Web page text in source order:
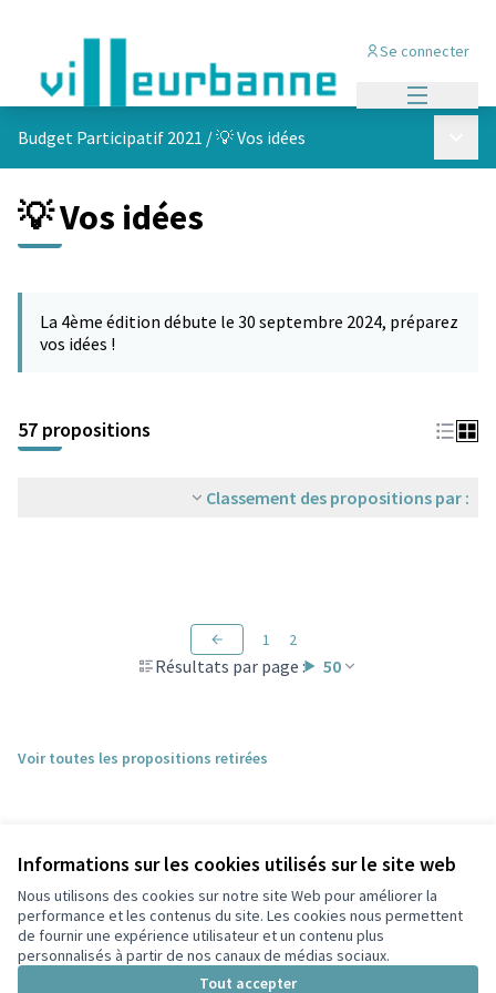
Informations sur les cookies utilisés sur le site web
Nous utilisons des cookies sur notre site Web pour améliorer la
performance et les contenus du site. Les cookies nous permettent
de fournir une expérience utilisateur et un contenu plus
personnalisés à partir de nos canaux de médias sociaux.
Tout accepter
Se connecter
Budget Participatif 2021 /💡 Vos idées
💡 Vos idées
Passer la carte
La 4ème édition débute le 30 septembre 2024, préparez
vos idées !
57 propositions
Classement des propositions par :
Résultats par page : 50
1 2
Voir toutes les propositions retirées
Conditions d'utilisation